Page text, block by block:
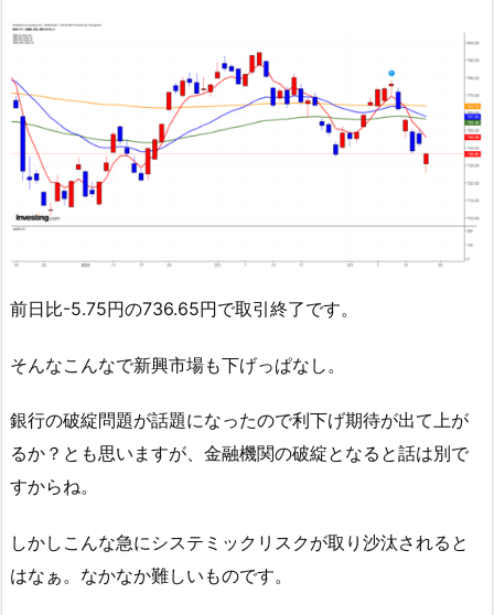
前日比-5.75円の736.65円で取引終了です。
そんなこんなで新興市場も下げっぱなし。
銀行の破綻問題が話題になったので利下げ期待が出て上が
るか？とも思いますが、金融機関の破綻となると話は別で
すからね。
しかしこんな急にシステミックリスクが取り沙汰されると
はなぁ。なかなか難しいものです。